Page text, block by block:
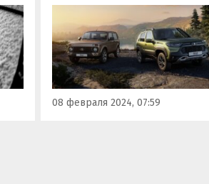
Напомним, ранее стало
известно, что некоторые
экземпляры LADA Niva
LADA Niva Travel 2024
модельного года имеют
шильдики «Niva».
08 февраля 2024, 07:59